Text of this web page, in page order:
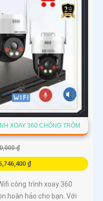
XOAY 360 CHỐNG TRỘM
₫
₫
công trình xoay 360
hoàn hảo cho bạn. Với